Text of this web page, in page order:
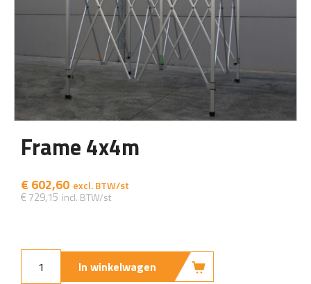
Frame 4x4m
€ 602,60
€ 729,15
In winkelwagen